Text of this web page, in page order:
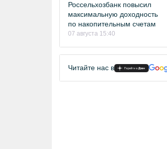
Россельхозбанк повысил
максимальную доходность
по накопительным счетам
07 августа 15:40
Читайте нас в